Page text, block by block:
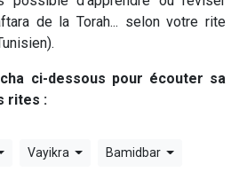
49 places pour étudier en groupe sur Zoom
musiques dans Torah-Box Music
de la Torah... selon votre rite
ci-dessous pour écouter sa
rites :
Vayikra Bamidbar